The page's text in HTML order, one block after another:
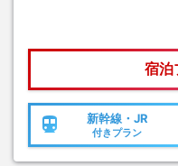
宿泊
新幹線・JR
付きプラン